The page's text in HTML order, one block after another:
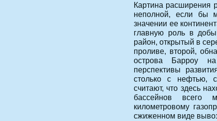
Картина расширения
неполной, если бы
значении ее
главную роль в
район, открытый в
проливе, второй,
острова Барроу
перспективы
столько с нефтью,
считают, что здесь
бассейнов
километровому
сжиженном виде